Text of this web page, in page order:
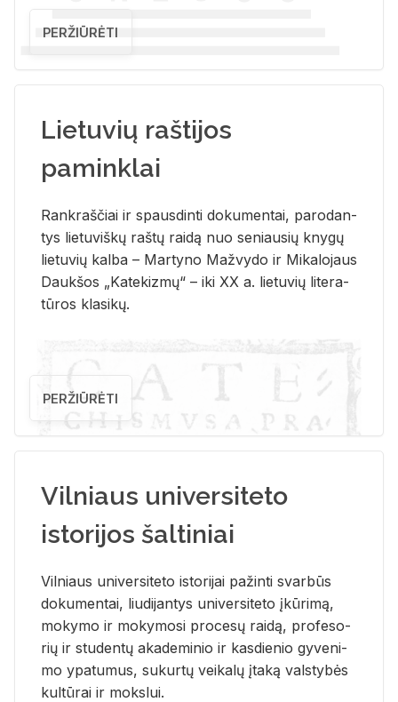
PERŽIŪRĖTI
Lietuvių raštijos
paminklai
Rank­raš­čiai ir spaus­din­ti do­ku­men­tai, pa­ro­dan­
tys lie­tu­viš­kų raš­tų rai­dą nuo se­niau­sių kny­gų
lie­tu­vių kal­ba – Mar­ty­no Ma­žvy­do ir Mi­ka­lo­jaus
Dauk­šos „Ka­te­kiz­mų“ – iki XX a. lie­tu­vių li­te­ra­
tū­ros kla­si­kų.
PERŽIŪRĖTI
Vilniaus universiteto
istorijos šaltiniai
Vil­niaus uni­ver­si­te­to is­to­ri­jai pa­žin­ti svar­būs
do­ku­men­tai, liu­di­jan­tys uni­ver­si­te­to įkū­ri­mą,
mo­ky­mo ir mo­ky­mo­si pro­ce­sų rai­dą, pro­fe­so­
rių ir stu­den­tų aka­de­mi­nio ir kas­die­nio gy­ve­ni­
mo ypa­tu­mus, su­kur­tų vei­ka­lų įta­ką vals­ty­bės
kul­tū­rai ir moks­lui.